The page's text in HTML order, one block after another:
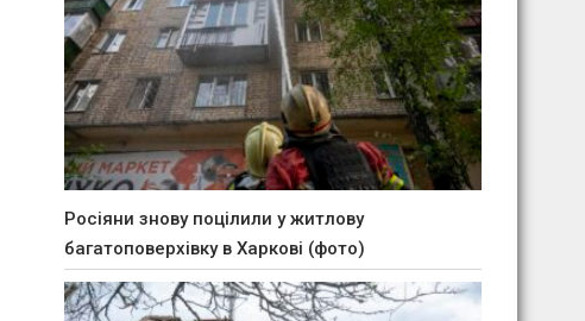
Росіяни знову поцілили у житлову
багатоповерхівку в Харкові (фото)